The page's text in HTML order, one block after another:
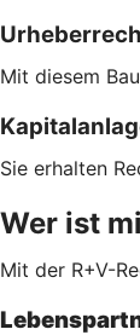
Mit diesem
Sie erhalten
Wer ist
Mit der R+V-